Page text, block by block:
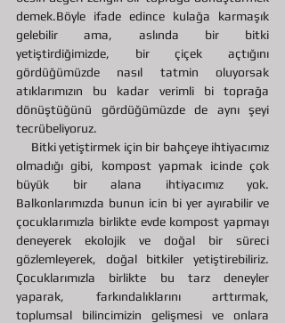
demek.Böyle ifade edince kulağa karmaşık
gelebilir ama, aslında bir bitki
yetiştirdiğimizde, bir çiçek açtığını
gördüğümüzde nasıl tatmin oluyorsak
atıklarımızın bu kadar verimli bi toprağa
dönüştüğünü gördüğümüzde de aynı şeyi
tecrübeliyoruz.
olmadığı gibi, kompost yapmak icinde çok
büyük bir alana ihtiyacımız yok.
Balkonlarımızda bunun icin bi yer ayırabilir ve
çocuklarımızla birlikte evde kompost yapmayı
deneyerek ekolojik ve doğal bir süreci
gözlemleyerek, doğal bitkiler yetiştirebiliriz.
Çocuklarımızla birlikte bu tarz deneyler
yaparak, farkındalıklarını arttırmak,
toplumsal bilincimizin gelişmesi ve onlara